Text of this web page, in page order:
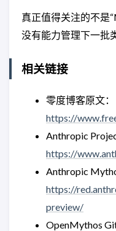
真正值得关注的不是
没有能力管理下一批
相关链接
零度博客原文：
https://
Anthropic
https://
Anthropic
https://
preview/
OpenMythos